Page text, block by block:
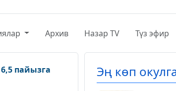
Архив Назар TV Түз эфир
пайызга
Эң көп